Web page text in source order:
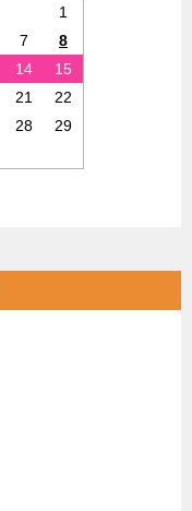
1
7
8
14
15
21
22
28
29